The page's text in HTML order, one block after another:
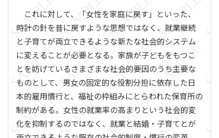
これに対して、「女性を家庭に戻す」といった、
時計の針を昔に戻すような思想ではなく、就業継続
と子育てが両立できるような新たな社会的システム
に変えることが必要となる。家族が子どもをもつこ
とを妨げているさまざまな社会的要因のうち主要な
ものとして、男女の固定的な役割分担に依存した日
本的雇用慣行と、福祉の枠組みにとらわれた保育所の
制約がある。女性の就業率の高まりという社会的変
化を抑制するのではなく、就業と結婚・子育てとが